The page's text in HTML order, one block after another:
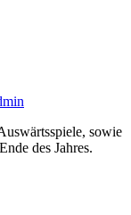
sowie
des Jahres.